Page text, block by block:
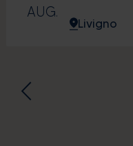
AUG.
Livigno